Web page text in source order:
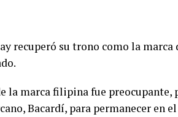
recuperó su trono como la
la marca filipina fue
Bacardí, para permanecer en